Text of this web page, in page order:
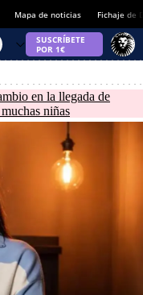
Mapa de noticias Fichaje de
en la llegada de
niñas